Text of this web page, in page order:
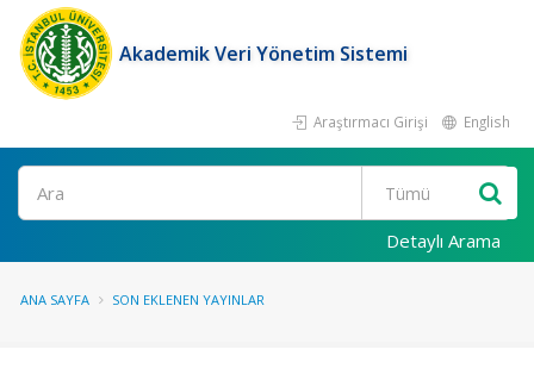
Akademik Veri Yönetim Sistemi
Araştırmacı Girişi English
Ara
Detaylı Arama
ANA SAYFA SON EKLENEN YAYINLAR